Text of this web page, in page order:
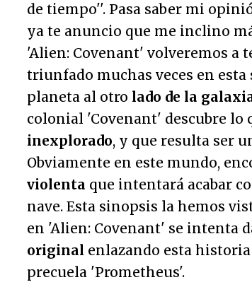
de tiempo''. Pasa saber mi
ya te anuncio que me inclino
'Alien: Covenant' volveremos a
triunfado muchas veces en esta
planeta al otro lado de la
colonial 'Covenant' descubre lo
inexplorado, y que resulta ser
Obviamente en este mundo,
violenta que intentará acabar
nave. Esta sinopsis la hemos
en 'Alien: Covenant' se intenta
original enlazando esta
precuela 'Prometheus'.